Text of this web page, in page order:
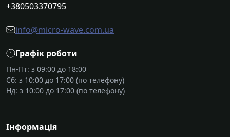
+380503370795
info@micro-wave.com.ua
Графік роботи
Пн-Пт: з 09:00 до 18:00
Сб: з 10:00 до 17:00 (по телефону)
Нд: з 10:00 до 17:00 (по телефону)
Інформація